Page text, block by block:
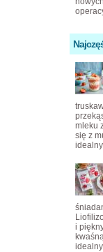
mleku
się z
i